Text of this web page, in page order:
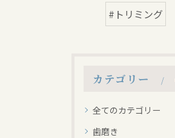
#トリミング
カテゴリー
全てのカテゴリー
歯磨き